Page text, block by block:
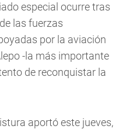
especial ocurre tras
las fuerzas
por la aviación
-la más importante
de reconquistar la
aportó este jueves,